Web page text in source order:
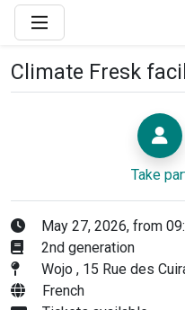
Climate Fresk
Take
May 27, 2026, from
2nd generation
Wojo , 15 Rue des
French